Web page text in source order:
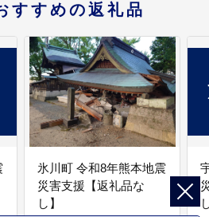
すすめの返礼品
氷川町 令和8年熊本地震
災害支援【返礼品な
し】